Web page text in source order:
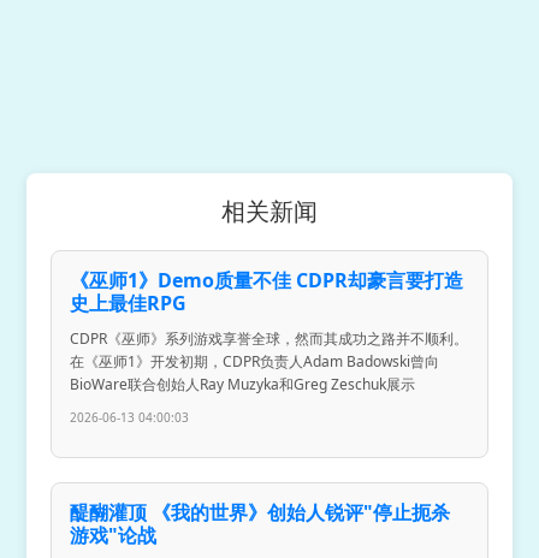
相关新闻
《巫师1》Demo质量不佳 CDPR却豪言要打造
史上最佳RPG
CDPR《巫师》系列游戏享誉全球，然而其成功之路并不顺利。
在《巫师1》开发初期，CDPR负责人Adam Badowski曾向
BioWare联合创始人Ray Muzyka和Greg Zeschuk展示
2026-06-13 04:00:03
醍醐灌顶 《我的世界》创始人锐评"停止扼杀
游戏"论战